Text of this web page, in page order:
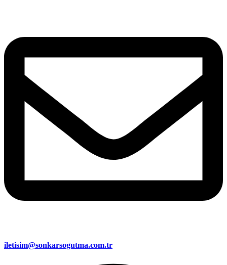
iletisim@sonkarsogutma.com.tr​